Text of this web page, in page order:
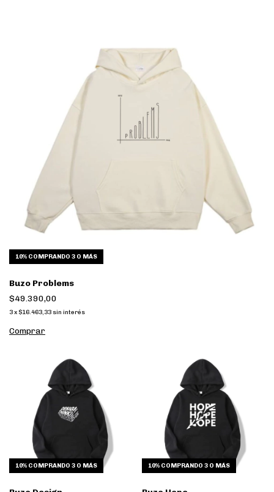
10% COMPRANDO 3 O MÁS
Buzo Problems
$49.390,00
3x $16.463,33 sin interés
Comprar
10% COMPRANDO 3 O MÁS 10% COMPRANDO 3 O MÁS